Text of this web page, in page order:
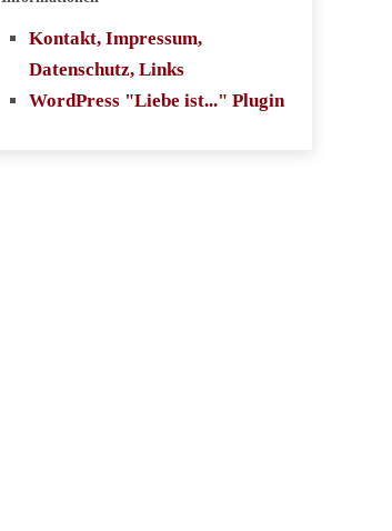
Kontakt, Impressum,
Datenschutz, Links
WordPress "Liebe ist..." Plugin